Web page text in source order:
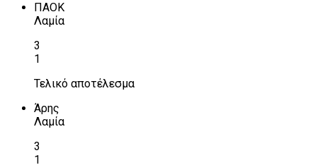
ΠΑΟΚ
Λαμία
3
1
Τελικό αποτέλεσμα
Άρης
Λαμία
3
1